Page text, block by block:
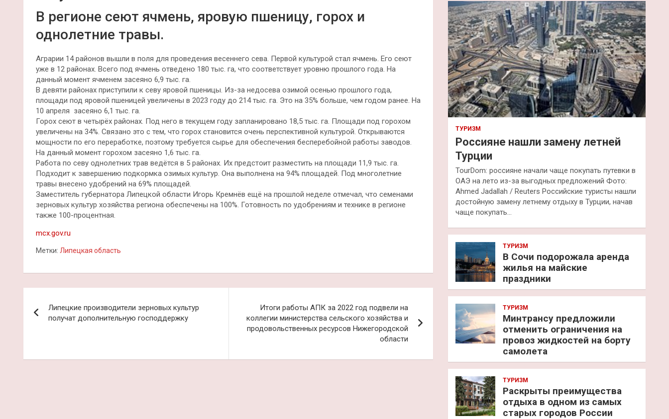
В регионе сеют ячмень, яровую пшеницу, горох и
однолетние травы.
Аграрии 14 районов вышли в поля для проведения весеннего сева. Первой культурой стал ячмень. Его сеют
уже в 12 районах. Всего под ячмень отведено 180 тыс. га, что соответствует уровню прошлого года. На
данный момент ячменем засеяно 6,9 тыс. га.
В девяти районах приступили к севу яровой пшеницы. Из-за недосева озимой осенью прошлого года,
площади под яровой пшеницей увеличены в 2023 году до 214 тыс. га. Это на 35% больше, чем годом ранее. На
10 апреля засеяно 6,1 тыс. га.
Горох сеют в четырёх районах. Под него в текущем году запланировано 18,5 тыс. га. Площади под горохом
увеличены на 34%. Связано это с тем, что горох становится очень перспективной культурой. Открываются
мощности по его переработке, поэтому требуется сырье для обеспечения бесперебойной работы заводов.
На данный момент горохом засеяно 1,6 тыс. га.
Работа по севу однолетних трав ведётся в 5 районах. Их предстоит разместить на площади 11,9 тыс. га.
Подходит к завершению подкормка озимых культур. Она выполнена на 94% площадей. Под многолетние
травы внесено удобрений на 69% площадей.
Заместитель губернатора Липецкой области Игорь Кремнёв ещё на прошлой неделе отмечал, что семенами
зерновых культур хозяйства региона обеспечены на 100%. Готовность по удобрениям и технике в регионе
также 100-процентная.
mcx.gov.ru
Метки: Липецкая область
по
Липецкие производители зерновых культур
получат дополнительную господдержку
Итоги работы АПК за 2022 год подвели на
коллегии министерства сельского хозяйства и
продовольственных ресурсов Нижегородской
области
к
ТУРИЗМ
Россияне нашли замену летней
Турции
TourDom: россияне начали чаще покупать путевки в
ОАЭ на лето из-за выгодных предложений Фото:
Ahmed Jadallah / Reuters Российские туристы нашли
достойную замену летнему отдыху в Турции, начав
чаще покупать…
ТУРИЗМ
В Сочи подорожала аренда
жилья на майские
праздники
ТУРИЗМ
Минтрансу предложили
отменить ограничения на
провоз жидкостей на борту
самолета
ТУРИЗМ
Раскрыты преимущества
отдыха в одном из самых
старых городов России